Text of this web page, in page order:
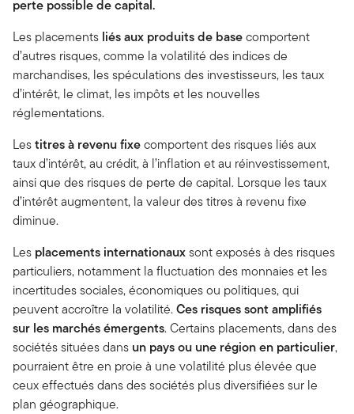
perte possible de capital.
Les placements liés aux produits de basecomportent
d’autres risques, comme la volatilité des indices de
marchandises, les spéculations des investisseurs, les taux
d’intérêt, le climat, les impôts et les nouvelles
réglementations.
Lestitres à revenu fixecomportent des risques liés aux
taux d’intérêt, au crédit, à l’inflation et au réinvestissement,
ainsi que des risques de perte de capital. Lorsque les taux
d’intérêt augmentent, la valeur des titres à revenu fixe
diminue.
Les placements internationauxsont exposés à des risques
particuliers, notamment la fluctuation des monnaies et les
incertitudes sociales, économiques ou politiques, qui
peuvent accroître la volatilité.Ces risques sont amplifiés
sur les marchés émergents. Certains placements, dans des
sociétés situées dans un pays ou une région en particulier,
pourraient être en proie à une volatilité plus élevée que
ceux effectués dans des sociétés plus diversifiées sur le
plan géographique.